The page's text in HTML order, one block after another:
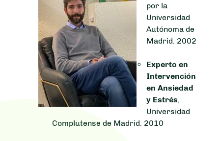
por la
Universidad
Autónoma de
Madrid. 2002
Experto en
Intervención
en Ansiedad
y Estrés,
Universidad
Complutense de Madrid. 2010